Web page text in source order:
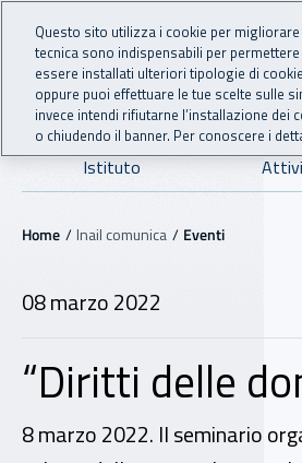
Vai al menu principale
Vai al contenuto principale
INAIL -
Navigazione
Istituto
Navigazione - Ti trovi in:
Home Inail comunica Eventi
08 marzo 2022
“Diritti delle
8 marzo 2022. Il seminario
Questo sito utilizza i cookie per
tecnica sono indispensabili per
essere installati ulteriori tipologie di
oppure puoi effettuare le tue scelte sulle
invece intendi rifiutarne l’installazione dei
o chiudendo il banner. Per conoscere i